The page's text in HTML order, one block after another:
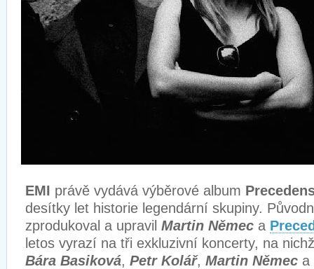
EMI právě vydává výběrové album
desítky let historie legendární skupiny.
zprodukoval a upravil Martin Němec a
letos vyrazí na tři exkluzivní koncerty, na
Bára Basiková, Petr Kolář, Martin Němec a